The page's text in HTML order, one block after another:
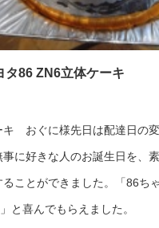
タ86 ZN6立体ケーキ
キ おぐに様先日は配達日の
に好きな人のお誕生日を、
ることができました。「86ち
と喜んでもらえました。